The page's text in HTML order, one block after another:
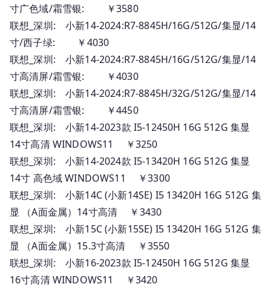
寸广色域/霜雪银: ￥3580
联想_深圳: 小新14-2024:R7-8845H/16G/512G/集显/14
寸/西子绿: ￥4030
联想_深圳: 小新14-2024:R7-8845H/16G/512G/集显/14
寸高清屏/霜雪银: ￥4030
联想_深圳: 小新14-2024:R7-8845H/32G/512G/集显/14
寸高清屏/霜雪银: ￥4450
联想_深圳: 小新14-2023款 I5-12450H 16G 512G 集显
14寸高清 WINDOWS11 ￥3250
联想_深圳: 小新14-2024款 I5-13420H 16G 512G 集显
14寸 高色域 WINDOWS11 ￥3300
联想_深圳: 小新14C (小新14SE) I5 13420H 16G 512G 集
显 （A面金属）14寸高清 ￥3430
联想_深圳: 小新15C (小新15SE) I5 13420H 16G 512G 集
显 （A面金属）15.3寸高清 ￥3550
联想_深圳: 小新16-2023款 I5-12450H 16G 512G 集显
16寸高清 WINDOWS11 ￥3420